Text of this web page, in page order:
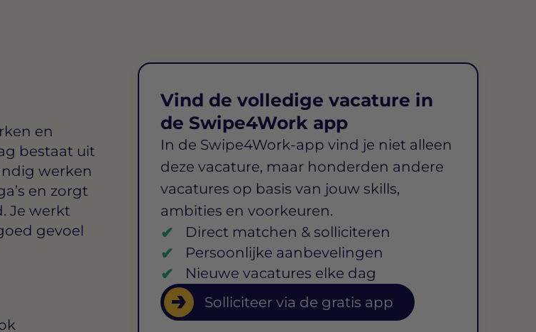
en
bestaat uit
werken
en zorgt
Je werkt
gevoel
Vind de volledige vacature in
de Swipe4Work app
In de Swipe4Work-app vind je niet alleen
deze vacature, maar honderden andere
vacatures op basis van jouw skills,
ambities en voorkeuren.
Direct matchen & solliciteren
Persoonlijke aanbevelingen
Nieuwe vacatures elke dag
Solliciteer via de gratis app